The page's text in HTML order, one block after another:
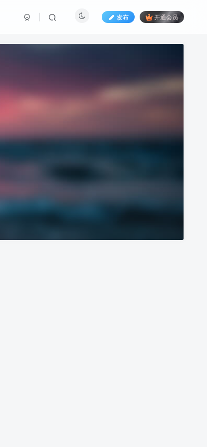
发布 开通会员